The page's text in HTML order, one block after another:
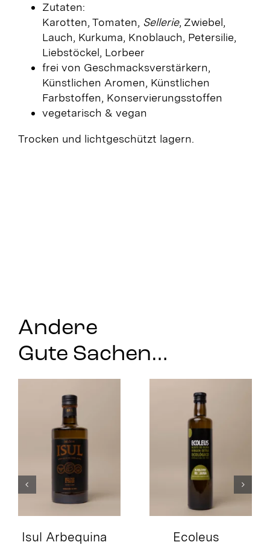
Zutaten:
Karotten, Tomaten, Sellerie, Zwiebel,
Lauch, Kurkuma, Knoblauch, Petersilie,
Liebstöckel, Lorbeer
frei von Geschmacksverstärkern,
Künstlichen Aromen, Künstlichen
Farbstoffen, Konservierungsstoffen
vegetarisch & vegan
Trocken und lichtgeschützt lagern.
Andere
Gute Sachen…
Ecoleus
Pannonischer
Thymian Bio